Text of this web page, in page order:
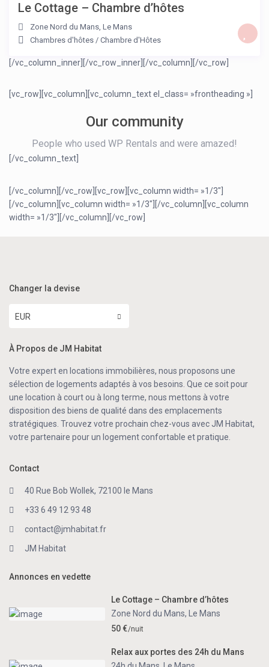
Le Cottage – Chambre d’hôtes
Zone Nord du Mans,Le Mans
Chambres d'hôtes /Chambre d'Hôtes
[/vc_column_inner][/vc_row_inner] [/vc_column][/vc_row]
[vc_row][vc_column] [vc_column_text el_class= »frontheading »]
Our community
People who used WP Rentals and were amazed!
[/vc_column_text]
[/vc_column][/vc_row][vc_row][vc_column width= »1/3″]
[/vc_column][vc_column width= »1/3″][/vc_column][vc_column
width= »1/3″][/vc_column][/vc_row]
Changer la devise
EUR
À Propos de JM Habitat
Votre expert en locations immobilières, nous proposons une
sélection de logements adaptés à vos besoins. Que ce soit pour
une location à court ou à long terme, nous mettons à votre
disposition des biens de qualité dans des emplacements
stratégiques. Trouvez votre prochain chez-vous avec JM Habitat,
votre partenaire pour un logement confortable et pratique.
Contact
40 Rue Bob Wollek, 72100 le Mans
+33 6 49 12 93 48
contact@jmhabitat.fr
JM Habitat
Annonces en vedette
Le Cottage – Chambre d’hôtes
Zone Nord du Mans,
Le Mans
50 €/nuit
Relax aux portes des 24h du Mans